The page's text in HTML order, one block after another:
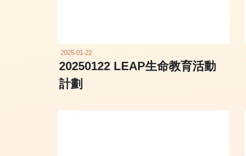
2025-01-22
20250122 LEAP生命教育活動
計劃